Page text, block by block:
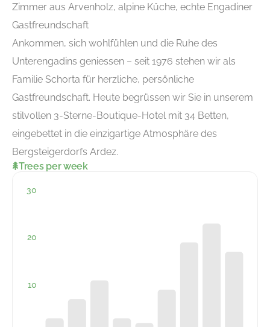
Zimmer aus Arvenholz, alpine Küche, echte Engadiner
Gastfreundschaft
Ankommen, sich wohlfühlen und die Ruhe des
Unterengadins geniessen – seit 1976 stehen wir als
Familie Schorta für herzliche, persönliche
Gastfreundschaft. Heute begrüssen wir Sie in unserem
stilvollen 3-Sterne-Boutique-Hotel mit 34 Betten,
eingebettet in die einzigartige Atmosphäre des
Bergsteigerdorfs Ardez.
Trees per week